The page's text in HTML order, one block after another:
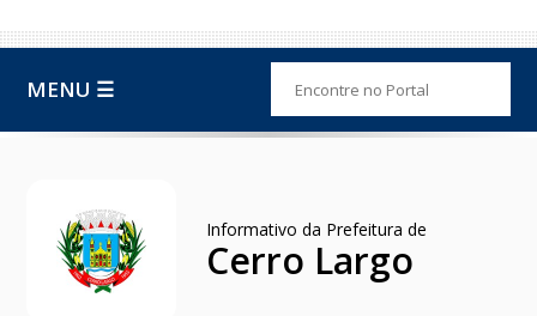
MENU ☰
Informativo da Prefeitura de
Cerro Largo